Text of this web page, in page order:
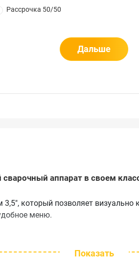
аппарат в своем
который позволяет визуально
меню.
Показать
Рассрочка 50/50
Дальше